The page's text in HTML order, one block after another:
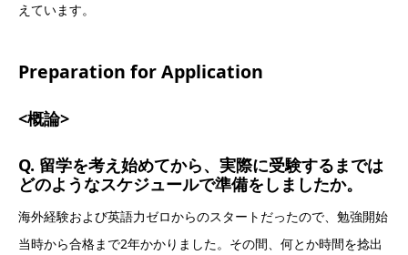
えています。
Preparation for Application
<概論>
Q. 留学を考え始めてから、実際に受験するまでは
どのようなスケジュールで準備をしましたか。
海外経験および英語力ゼロからのスタートだったので、勉強開始
当時から合格まで2年かかりました。その間、何とか時間を捻出